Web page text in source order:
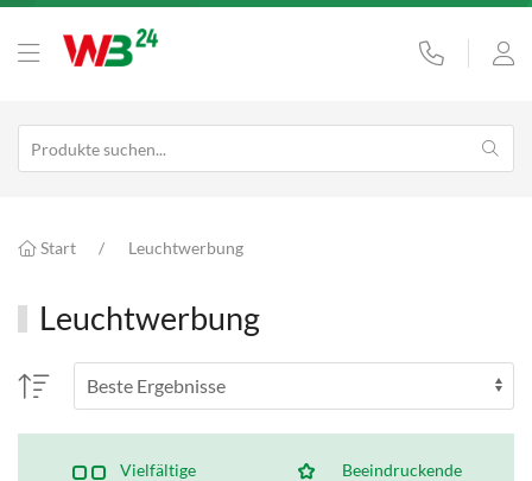
Start Leuchtwerbung
Leuchtwerbung
Vielfältige
Beeindruckende